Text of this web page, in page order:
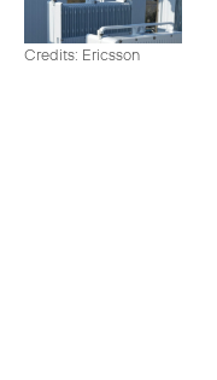
Credits: Ericsson